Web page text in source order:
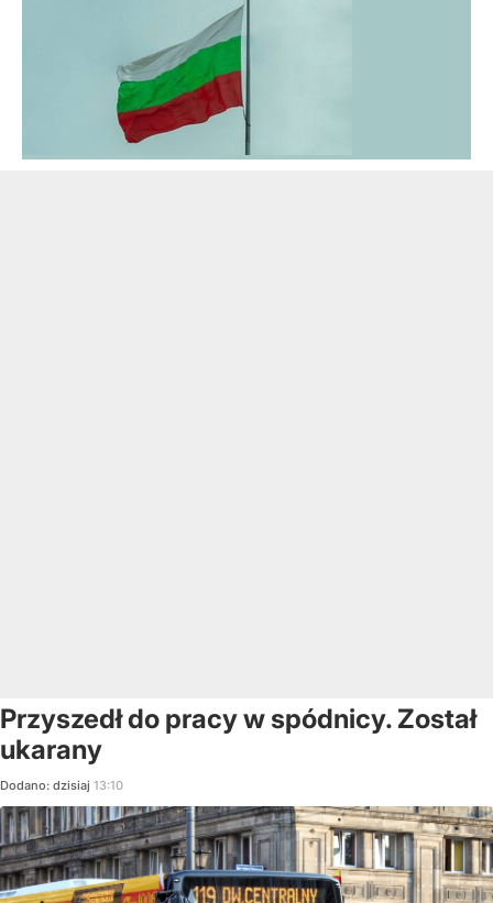
Przyszedł do pracy w spódnicy. Został
ukarany
Dodano: dzisiaj 13:10